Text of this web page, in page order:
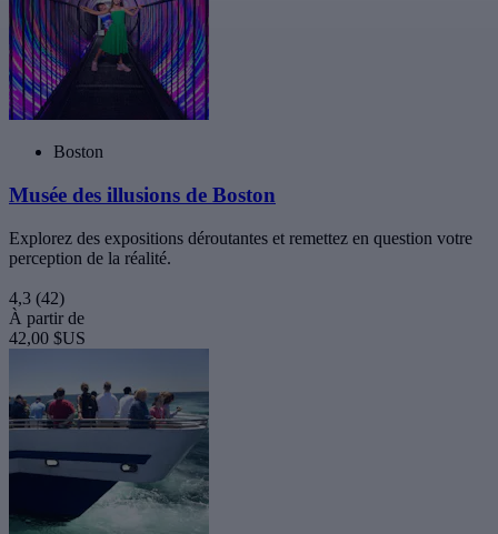
Boston
Musée des illusions de Boston
Explorez des expositions déroutantes et remettez en question votre
perception de la réalité.
4,3 (42)
À partir de
42,00 $US